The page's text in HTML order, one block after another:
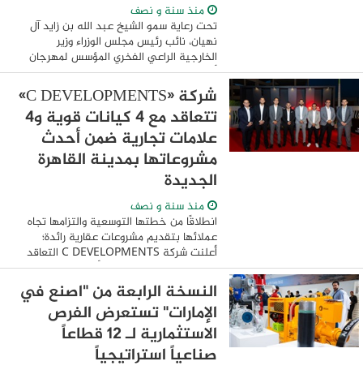
منذ سنة و نصف
تحت رعاية سمو الشيخ عبد الله بن زايد آل
نهيان، نائب رئيس مجلس الوزراء وزير
الخارجية الراعي الفخري المؤسس لمهرجان
أبوظبي.، وبرعاية سمو الشيخة شمسة بنت
حمدان بن محمد آل نهيان، قدّم مهرجان
أبوظبي ...
شركة «C DEVELOPMENTS»
تتعاقد مع 4 كيانات قوية و4
علامات تجارية ضمن أحدث
مشروعاتها بمدينة القاهرة
الجديدة
منذ سنة و نصف
انطلاقًا من خطتها التوسعية والتزامها تجاه
عملائها بتقديم مشروعات عقارية رائدة؛
أعلنت شركة C DEVELOPMENTS التعاقد
مع 4 كيانات قوية لتنفيذ أعمال متنوعة
بأحدث مشروعاتها في مدينة القاهرة
الجديدة، وشملت ...
النسخة الرابعة من "اصنع في
الإمارات" تستعرض الفرص
الاستثمارية لـ 12 قطاعاً
صناعياً استراتيجياً